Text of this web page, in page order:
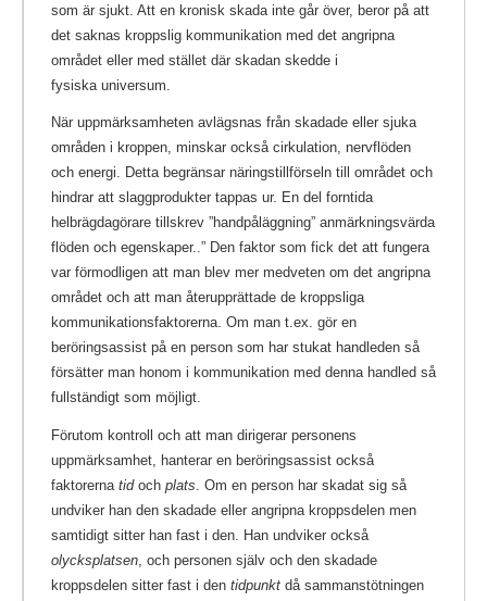
som är sjukt. Att en kronisk skada inte går över, beror på att
det saknas kroppslig kommunikation med det angripna
området eller med stället där skadan skedde i
fysiska universum.
När uppmärksamheten avlägsnas från skadade eller sjuka
områden i kroppen, minskar också cirkulation, nervflöden
och energi. Detta begränsar näringstillförseln till området och
hindrar att slaggprodukter tappas ur. En del forntida
helbrägdagörare tillskrev ”handpåläggning” anmärkningsvärda
flöden och egenskaper..” Den faktor som fick det att fungera
var förmodligen att man blev mer medveten om det angripna
området och att man återupprättade de kroppsliga
kommunikationsfaktorerna. Om man t.ex. gör en
beröringsassist på en person som har stukat handleden så
försätter man honom i kommunikation med denna handled så
fullständigt som möjligt.
Förutom kontroll och att man dirigerar personens
uppmärksamhet, hanterar en beröringsassist också
faktorerna tidoch plats. Om en person har skadat sig så
undviker han den skadade eller angripna kroppsdelen men
samtidigt sitter han fast i den. Han undviker också
olycksplatsen, och personen själv och den skadade
kroppsdelen sitter fast i den tidpunkt då sammanstötningen